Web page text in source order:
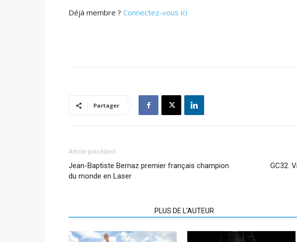
Déjà membre ? Connectez-vous ici
Partager
Article précédent
Jean-Baptiste Bernaz premier français champion
du monde en Laser
GC32.
PLUS DE L'AUTEUR